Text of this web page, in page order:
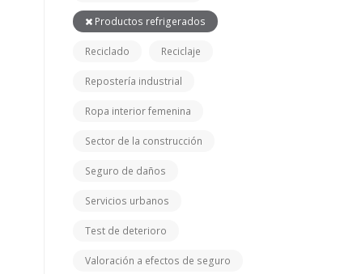
Productos refrigerados
Reciclado Reciclaje
Repostería industrial
Ropa interior femenina
Sector de la construcción
Seguro de daños
Servicios urbanos
Test de deterioro
Valoración a efectos de seguro